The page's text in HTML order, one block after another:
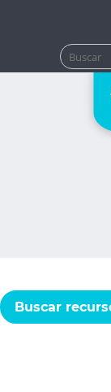
Buscar:
Buscar